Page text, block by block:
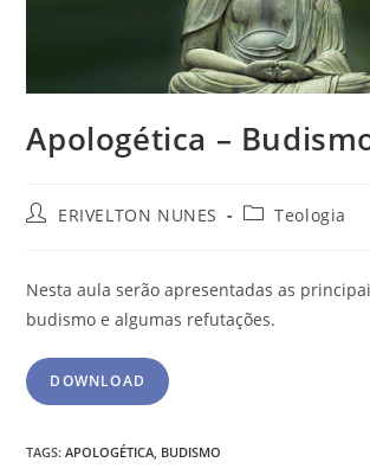
Apologética –
ERIVELTON NUNES Teologia
Nesta aula serão apresentadas as
budismo e algumas refutações.
DOWNLOAD
TAGS:APOLOGÉTICA BUDISMO